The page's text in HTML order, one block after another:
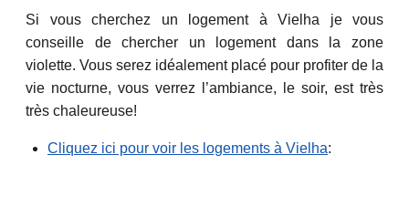
Si vous cherchez un logement à Vielha je vous
conseille de chercher un logement dans la zone
violette. Vous serez idéalement placé pour profiter de la
vie nocturne, vous verrez l’ambiance, le soir, est très
très chaleureuse!
Cliquez ici pour voir les logements à Vielha: